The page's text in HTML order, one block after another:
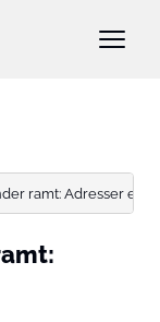
ramt: Adresser